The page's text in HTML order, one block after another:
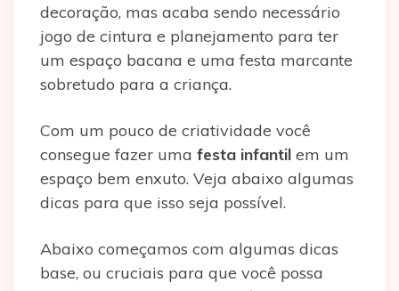
decoração, mas acaba sendo necessário
jogo de cintura e planejamento para ter
um espaço bacana e uma festa marcante
sobretudo para a criança.
Com um pouco de criatividade você
consegue fazer uma festa infantil em um
espaço bem enxuto. Veja abaixo algumas
dicas para que isso seja possível.
Abaixo começamos com algumas dicas
base, ou cruciais para que você possa